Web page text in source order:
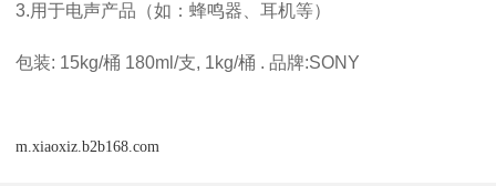
3.用于电声产品（如：蜂鸣器、耳机等）
包装: 15kg/桶 180ml/支, 1kg/桶 . 品牌:SONY
m.xiaoxiz.b2b168.com